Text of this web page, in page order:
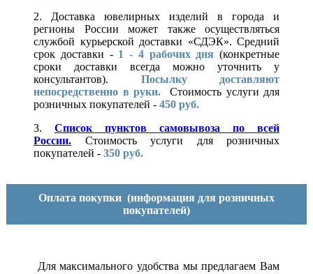
2. Доставка ювелирных изделий в города и
регионы России может также осуществляться
службой курьерской доставки «СДЭК». Средний
срок доставки - 1 - 4 рабочих дня (конкретные
сроки доставки всегда можно уточнить у
консультантов). Посылку доставляют
непосредственно в руки.
Стоимость услуги для
розничных покупателей - 450 руб.
3. Список пунктов самовывоза по всей
России.
Стоимость услуги для розничных
покупателей - 350 руб.
Оплата покупки (информация для розничных
покупателей)
Для максимального удобства мы предлагаем Вам